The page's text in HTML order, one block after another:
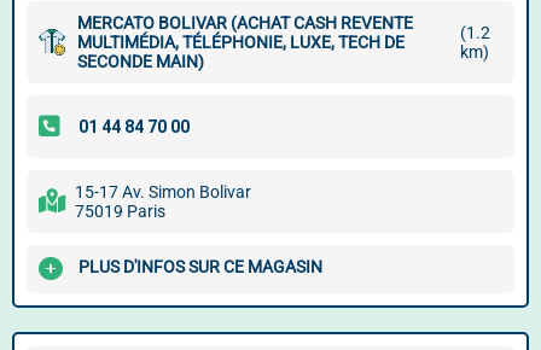
MERCATO BOLIVAR (ACHAT CASH REVENTE
MULTIMÉDIA, TÉLÉPHONIE, LUXE, TECH DE
SECONDE MAIN)
(1.2
km)
15-17 Av. Simon Bolivar
75019 Paris
PLUS D'INFOS SUR CE MAGASIN